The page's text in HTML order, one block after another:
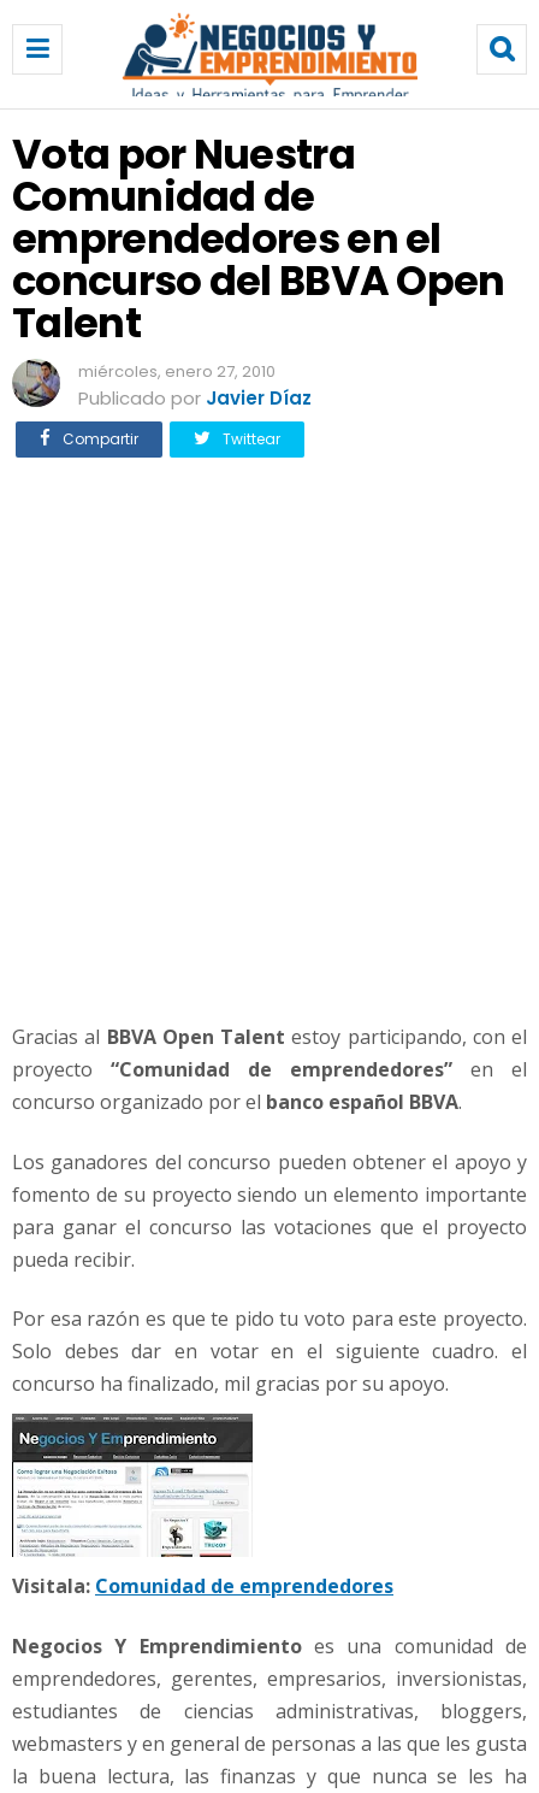
o
t
a
o
r
N
u
s
t
r
a
C
o
m
e
n
e
l
o
n
r
o
e
B
B
V
A
O
e
T
l
n
t
Vota por Nuestra
Comunidad de
emprendedores en el
concurso del BBVA Open
Talent
miércoles, enero 27, 2010
Publicado por Javier Díaz
Compartir Twittear
Gracias al BBVA Open Talent estoy participando, con el
proyecto “Comunidad de emprendedores” en el
concurso organizado por el banco español BBVA.
Los ganadores del concurso pueden obtener el apoyo y
fomento de su proyecto siendo un elemento importante
para ganar el concurso las votaciones que el proyecto
pueda recibir.
Por esa razón es que te pido tu voto para este proyecto.
Solo debes dar en votar en el siguiente cuadro. el
concurso ha finalizado, mil gracias por su apoyo.
Visitala: Comunidad de emprendedores
Negocios Y Emprendimientoes una comunidad de
emprendedores, gerentes, empresarios, inversionistas,
estudiantes de ciencias administrativas, bloggers,
webmasters y en general de personas a las que les gusta
la buena lectura, las finanzas y que nunca se les ha